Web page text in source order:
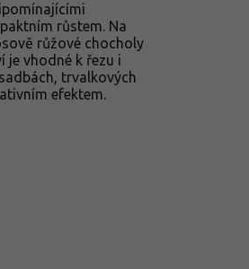
růstem. Na
růžové chocholy
je vhodné k řezu i
trvalkových
efektem.